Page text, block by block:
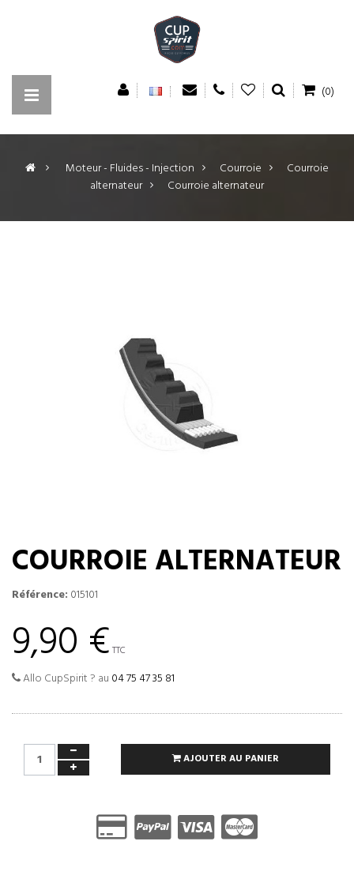
(0)
> Moteur - Fluides - Injection > Courroie >
Courroie
alternateur > Courroie alternateur
COURROIE ALTERNATEUR
Référence: 015101
9,90 € TTC
Allo CupSpirit ? au 04 75 47 35 81
AJOUTER AU PANIER